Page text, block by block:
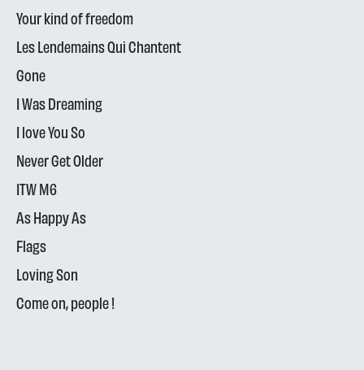
Your kind of freedom
Les Lendemains Qui Chantent
Gone
I Was Dreaming
I love You So
Never Get Older
ITW M6
As Happy As
Flags
Loving Son
Come on, people !